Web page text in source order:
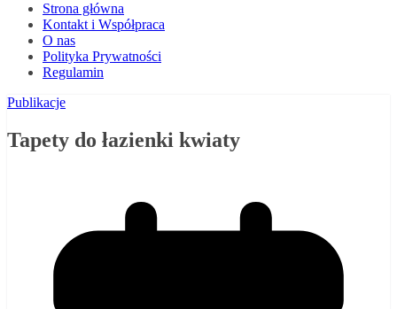
Strona główna
Kontakt i Współpraca
O nas
Polityka Prywatności
Regulamin
Publikacje
Tapety do łazienki kwiaty